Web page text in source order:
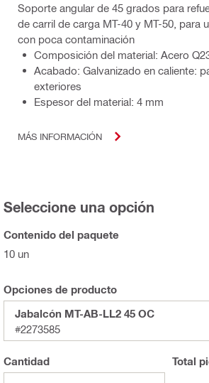
Soporte angular de 45 grados para
de carril de carga MT-40 y MT-50, para
con poca contaminación
Composición del material: Acero
Acabado: Galvanizado en caliente:
exteriores
Espesor del material: 4 mm
MÁS INFORMACIÓN
Seleccione una opción
Contenido del paquete
10 un
Opciones de producto
Jabalcón MT-AB-LL2 45 OC
#2273585
Cantidad Total